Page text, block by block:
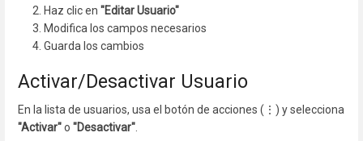
Haz clic en "Editar Usuario"
Modifica los campos necesarios
Guarda los cambios
Activar/Desactivar Usuario
En la lista de usuarios, usa el botón de acciones (⋮) y selecciona
"Activar"o "Desactivar"